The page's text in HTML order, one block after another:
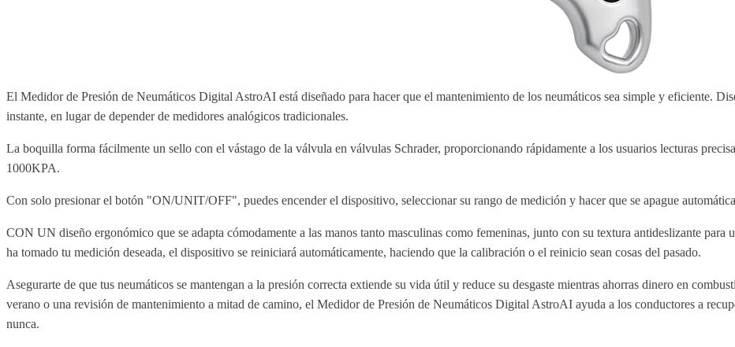
El Medidor de Presión de Neumáticos Digital AstroAI está diseñado para hacer que el mantenimiento de los neumáticos sea simple y eficiente.
instante, en lugar de depender de medidores analógicos tradicionales.
La boquilla forma fácilmente un sello con el vástago de la válvula en válvulas Schrader, proporcionando rápidamente a los usuarios lecturas
1000KPA.
Con solo presionar el botón "ON/UNIT/OFF", puedes encender el dispositivo, seleccionar su rango de medición y hacer que se apague
CON UN diseño ergonómico que se adapta cómodamente a las manos tanto masculinas como femeninas, junto con su textura antideslizante para
ha tomado tu medición deseada, el dispositivo se reiniciará automáticamente, haciendo que la calibración o el reinicio sean cosas del pasado.
Asegurarte de que tus neumáticos se mantengan a la presión correcta extiende su vida útil y reduce su desgaste mientras ahorras dinero en
verano o una revisión de mantenimiento a mitad de camino, el Medidor de Presión de Neumáticos Digital AstroAI ayuda a los conductores a
nunca.